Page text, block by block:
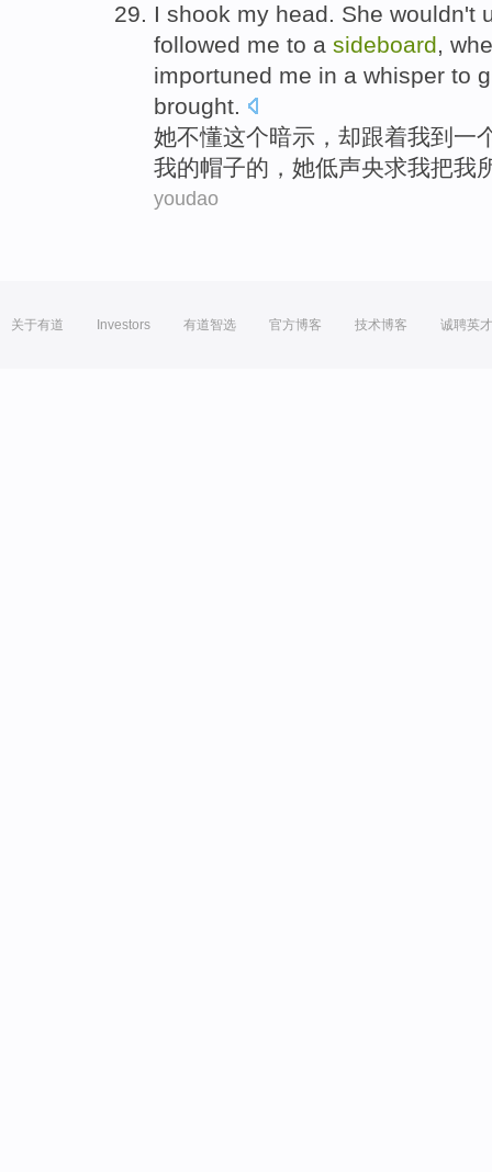
I shook my head. She wouldn't
followed me to a sideboard,
importuned me in a whisper to
brought.
她不懂这个暗示 ， 却跟着我到 一
我的帽子的，她低声央求我把我
youdao
关于有道 Investors 有道智选 官方博客 技术博客 诚聘英才